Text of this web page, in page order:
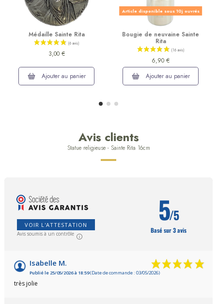
Médaille Sainte Rita
3,00 €
Ajouter au panier
Article disponible sous 10j ouvrés
Bougie de neuvaine Sainte
Rita
6,90 €
Ajouter au panier
Avis clients
Statue religieuse - Sainte Rita 16cm
VOIR L'ATTESTATION
Avis soumis à un contrôle
5/5
Basé sur 3 avis
Isabelle M.
Publié le 25/05/2026 à 18:59(Date de commande : 03/05/2026)
très jolie